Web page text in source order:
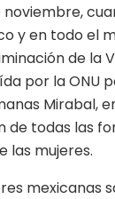
y en todo el
de la
por la ONU
Mirabal,
de todas las
las mujeres.
mexicanas